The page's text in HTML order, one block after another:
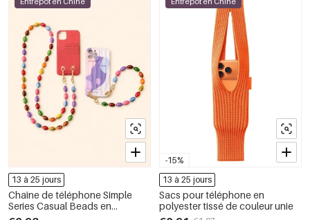
13 à 25 jours
Chaîne de téléphone Simple
Series Casual Beads en
acrylique multicolore
-15%
13 à 25 jours
Sacs pour téléphone en
polyester tissé de couleur unie